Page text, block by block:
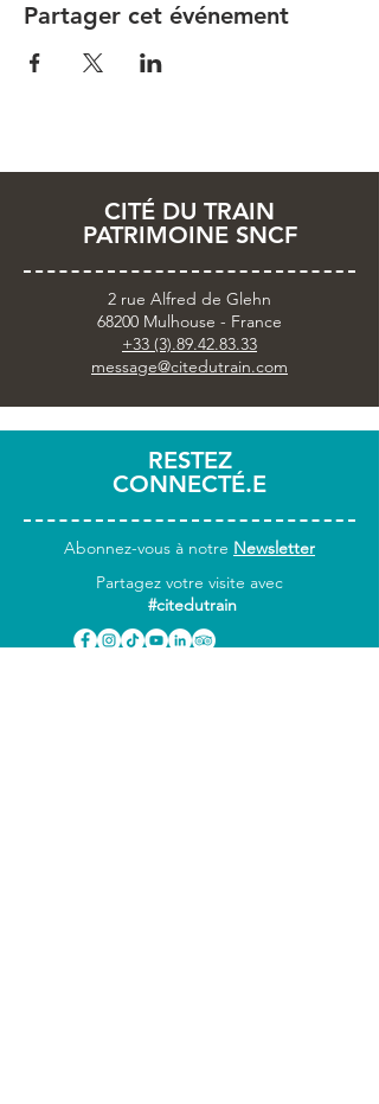
Partager cet événement
CITÉ DU TRAIN
PATRIMOINE SNCF
2 rue Alfred de Glehn
68200 Mulhouse - France
+33 (3).89.42.83.33
message@citedutrain.com
RESTEZ
CONNECTÉ.E
Abonnez-vous à notre Newsletter
Partagez votre visite avec
#citedutrain